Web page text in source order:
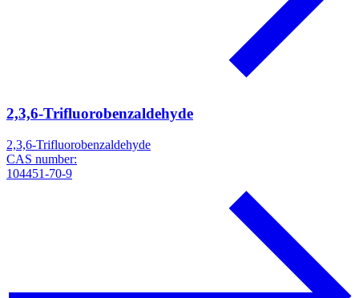
2,3,6-Trifluorobenzaldehyde
2,3,6-Trifluorobenzaldehyde
CAS number:
104451-70-9